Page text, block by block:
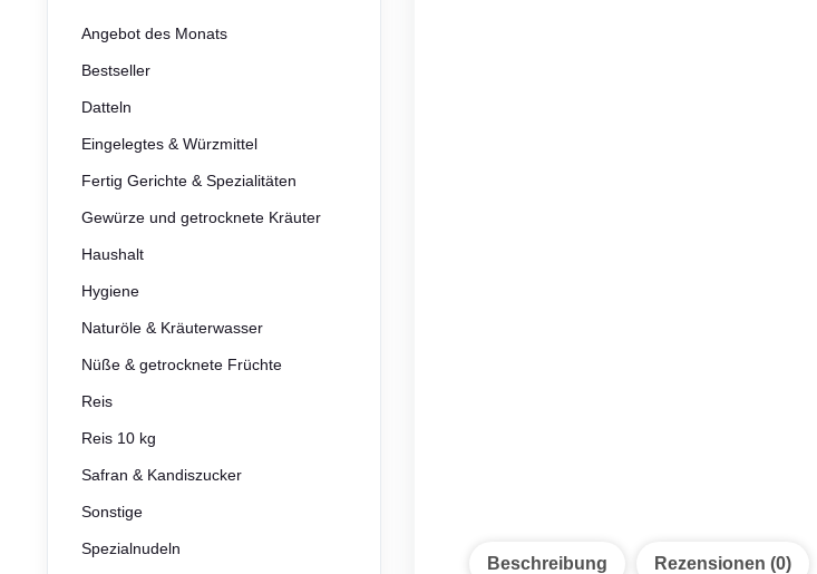
Beschreibung Rezensionen (0)
Angebot des Monats
Bestseller
Datteln
Eingelegtes & Würzmittel
Fertig Gerichte & Spezialitäten
Gewürze und getrocknete Kräuter
Haushalt
Hygiene
Naturöle & Kräuterwasser
Nüße & getrocknete Früchte
Reis
Reis 10 kg
Safran & Kandiszucker
Sonstige
Spezialnudeln